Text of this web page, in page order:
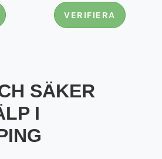
VERIFIERA
SÄKER
I